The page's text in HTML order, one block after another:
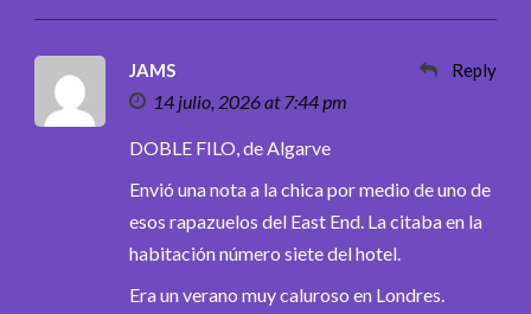
JAMS
14 julio, 2026 at 7:44 pm
Reply
DOBLE FILO, de Algarve
Envió una nota a la chica por medio de uno de
esos rapazuelos del East End. La citaba en la
habitación número siete del hotel.
Era un verano muy caluroso en Londres.